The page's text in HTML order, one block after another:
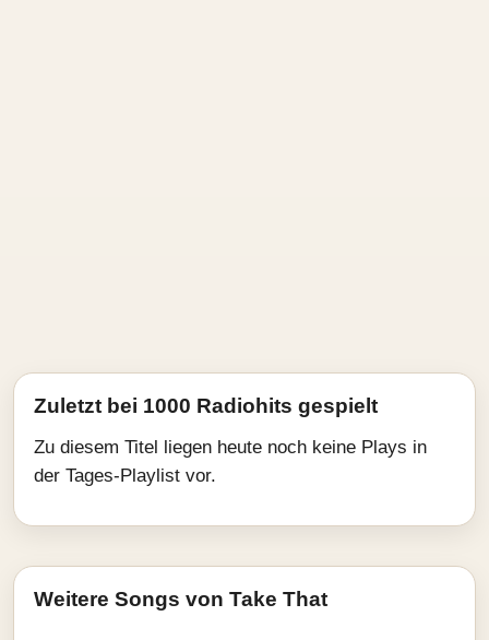
Zuletzt bei 1000 Radiohits gespielt
Zu diesem Titel liegen heute noch keine Plays in
der Tages-Playlist vor.
Weitere Songs von Take That